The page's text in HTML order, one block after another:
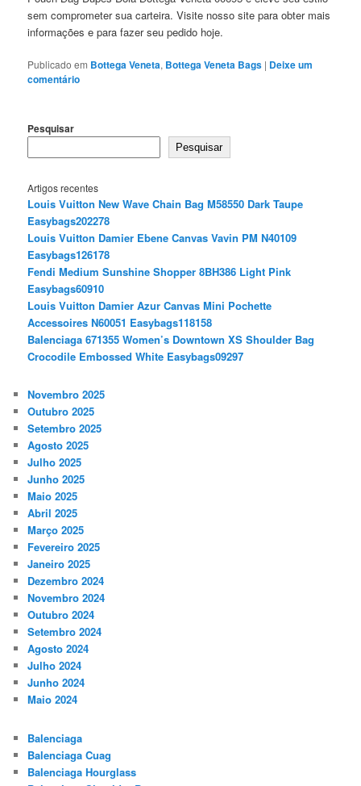
sem comprometer sua carteira. Visite nosso site para obter mais
informações e para fazer seu pedido hoje.
Publicado em Bottega Veneta, Bottega Veneta Bags | Deixe um
comentário
Pesquisar
Pesquisar
Artigos recentes
Louis Vuitton New Wave Chain Bag M58550 Dark Taupe
Easybags202278
Louis Vuitton Damier Ebene Canvas Vavin PM N40109
Easybags126178
Fendi Medium Sunshine Shopper 8BH386 Light Pink
Easybags60910
Louis Vuitton Damier Azur Canvas Mini Pochette
Accessoires N60051 Easybags118158
Balenciaga 671355 Women’s Downtown XS Shoulder Bag
Crocodile Embossed White Easybags09297
Novembro 2025
Outubro 2025
Setembro 2025
Agosto 2025
Julho 2025
Junho 2025
Maio 2025
Abril 2025
Março 2025
Fevereiro 2025
Janeiro 2025
Dezembro 2024
Novembro 2024
Outubro 2024
Setembro 2024
Agosto 2024
Julho 2024
Junho 2024
Maio 2024
Balenciaga
Balenciaga Cuag
Balenciaga Hourglass